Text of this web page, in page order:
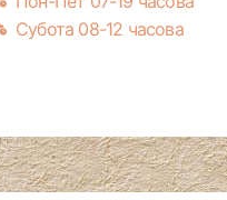
Субота 08-12 часова